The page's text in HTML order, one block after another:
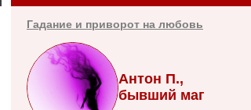
Гадание и приворот на любовь
Антон П.,
бывший маг